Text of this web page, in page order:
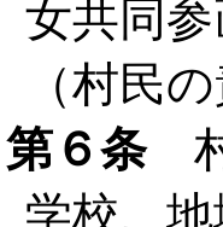
女共同
（村民の
第６条村
学校、